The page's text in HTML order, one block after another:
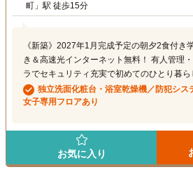
町」駅 徒歩15分
《新築》2027年1月完成予定の朝夕2食付
き＆高速光インターネット無料！ 有人管理
ラでセキュリティ充実で初めてのひとり暮ら
独立洗面化粧台・浴室乾燥機／防犯シス
女子専用フロアあり
お気に入り